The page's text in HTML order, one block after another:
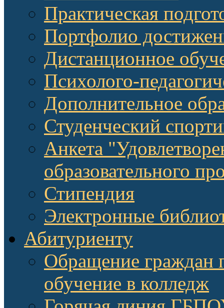
Практическая
Портфолио
Дистанционное
Психолого-
Дополнительное
Студенческий
Анкета
образовательного
Стипендия
Электронные
Абитуриенту
Обращение граждан
обучение в колледж